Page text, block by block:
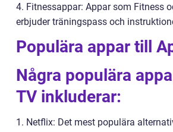
4. Fitnessappar: Appar som Fitness
erbjuder träningspass och
Populära appar till
Några populära
TV inkluderar:
1. Netflix: Det mest populära